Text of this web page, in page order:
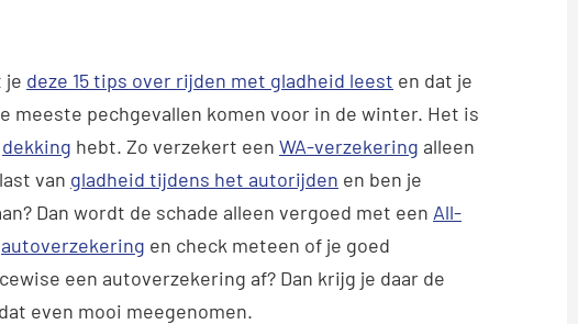
je deze 15 tips over rijden met gladheid leest en dat je
meeste pechgevallen komen voor in de winter. Het is
dekking hebt. Zo verzekert een WA-verzekering alleen
van gladheid tijdens het autorijden en ben je
Dan wordt de schade alleen vergoed met een All-
autoverzekering en check meteen of je goed
een autoverzekering af? Dan krijg je daar de
even mooi meegenomen.